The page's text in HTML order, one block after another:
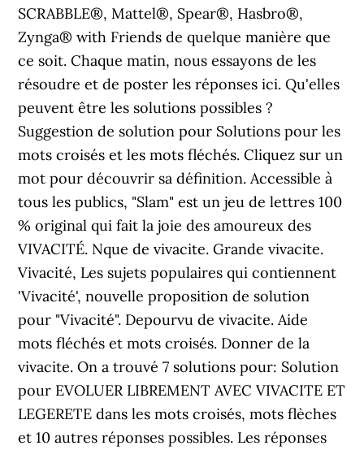
SCRABBLE®, Mattel®, Spear®, Hasbro®,
Zynga® with Friends de quelque manière que
ce soit. Chaque matin, nous essayons de les
résoudre et de poster les réponses ici. Qu'elles
peuvent être les solutions possibles ?
Suggestion de solution pour Solutions pour les
mots croisés et les mots fléchés. Cliquez sur un
mot pour découvrir sa définition. Accessible à
tous les publics, "Slam" est un jeu de lettres 100
% original qui fait la joie des amoureux des
VIVACITÉ. Nque de vivacite. Grande vivacite.
Vivacité, Les sujets populaires qui contiennent
'Vivacité', nouvelle proposition de solution
pour "Vivacité". Depourvu de vivacite. Aide
mots fléchés et mots croisés. Donner de la
vivacite. On a trouvé 7 solutions pour: Solution
pour EVOLUER LIBREMENT AVEC VIVACITE ET
LEGERETE dans les mots croisés, mots flèches
et 10 autres réponses possibles. Les réponses